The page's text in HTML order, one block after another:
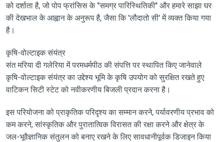
को दर्शाता है, जो पोप फ्रांसिस के "समग्र पारिस्थितिकी" और हमारे साझा घर
की देखभाल के आह्वान के अनुरूप है, जैसा कि 'लौदातो सी' में व्यक्त किया गया
है।
कृषि-वोल्टाइक संयंत्र
संत मरिया दी गलेरिया में परमधर्मपीठ की संपत्ति पर स्थापित किए जानेवाले
कृषि-वोल्टाइक संयंत्र का उद्देश्य भूमि के कृषि उपयोग को सुरक्षित रखते हुए
वाटिकन सिटी स्टेट को नवीकरणीय बिजली प्रदान करना है।
इस परियोजना को प्राकृतिक परिदृश्य का सम्मान करने, पर्यावरणीय प्रभाव को
कम करने, सांस्कृतिक और पुरातात्विक विरासत की रक्षा करने और क्षेत्र के
जल-भूवैज्ञानिक संतुलन को बनाए रखने के लिए सावधानीपूर्वक डिजाइन किया